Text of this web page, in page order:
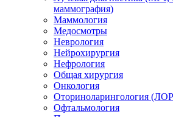
маммография)
Маммология
Медосмотры
Неврология
Нейрохирургия
Нефрология
Общая хирургия
Онкология
Оториноларингология
Офтальмология